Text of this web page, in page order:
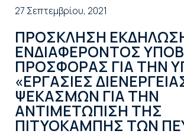
27 Σεπτεμβρίου, 2021
ΠΡΟΣΚΛΗΣΗ
ΕΝΔΙΑΦΕΡΟΝΤΟΣ
ΠΡΟΣΦΟΡΑΣ ΓΙΑ ΤΗΝ
«ΕΡΓΑΣΙΕΣ
ΨΕΚΑΣΜΩΝ ΓΙΑ ΤΗΝ
ΑΝΤΙΜΕΤΩΠΙΣΗ ΤΗΣ
ΠΙΤΥΟΚΑΜΠΗΣ ΤΩΝ